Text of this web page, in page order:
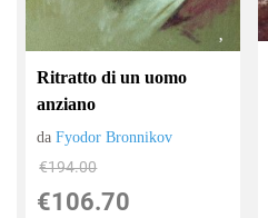
Ritratto di un uomo
anziano
daFyodor Bronnikov
€194.00
€106.70